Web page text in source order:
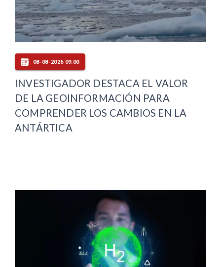
08-08-2026 09:00
INVESTIGADOR DESTACA EL VALOR
DE LA GEOINFORMACIÓN PARA
COMPRENDER LOS CAMBIOS EN LA
ANTÁRTICA